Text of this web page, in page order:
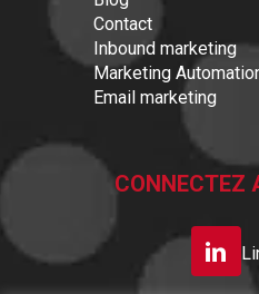
Contact
Inbound marketing
Marketing
Email marketing
CONNECTEZ